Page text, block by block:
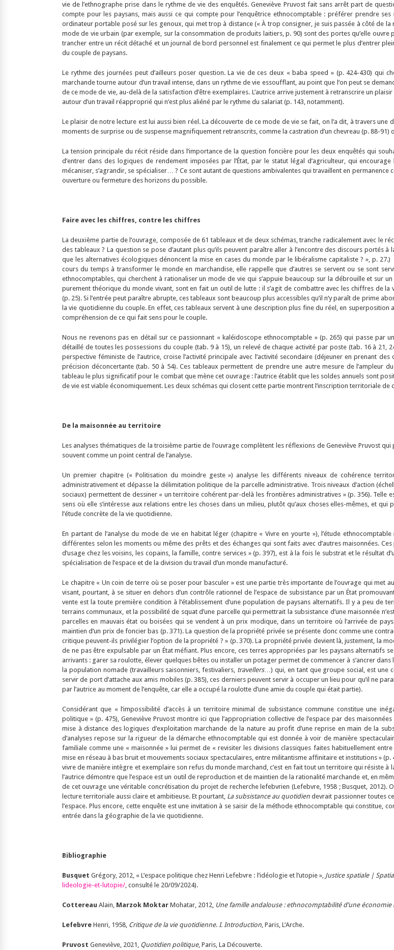
vie de l’ethnographe prise dans le rythme de vie des enquêtés. Geneviève Pruvost fait sans arrêt part de
compte pour les paysans, mais aussi ce qui compte pour l’enquêtrice ethnocomptable : préférer prendre
ordinateur portable posé sur les genoux, qui met trop à distance (« À trop consigner, je suis passée à côté de
mode de vie urbain (par exemple, sur la consommation de produits laitiers, p. 90) sont des portes qu’elle
trancher entre un récit détaché et un journal de bord personnel est finalement ce qui permet le plus d’entrer
du couple de paysans.
Le rythme des journées peut d’ailleurs poser question. La vie de ces deux « baba speed » (p. 424-430) qui
marchande tourne autour d’un travail intense, dans un rythme de vie essoufflant, au point que l’on peut se
de ce mode de vie, au-delà de la satisfaction d’être exemplaires. L’autrice arrive justement à retranscrire un
autour d’un travail réapproprié qui n’est plus aliéné par le rythme du salariat (p. 143, notamment).
Le plaisir de notre lecture est lui aussi bien réel. La découverte de ce mode de vie se fait, on l’a dit, à travers
moments de surprise ou de suspense magnifiquement retranscrits, comme la castration d’un chevreau (p. 88-
La tension principale du récit réside dans l’importance de la question foncière pour les deux enquêtés qui
d’entrer dans des logiques de rendement imposées par l’État, par le statut légal d’agriculteur, qui
mécaniser, s’agrandir, se spécialiser… ? Ce sont autant de questions ambivalentes qui travaillent en
ouverture ou fermeture des horizons du possible.
Faire avec les chiffres, contre les chiffres
La deuxième partie de l’ouvrage, composée de 61 tableaux et de deux schémas, tranche radicalement avec le
des tableaux ? La question se pose d’autant plus qu’ils peuvent paraître aller à l’encontre des discours
que les alternatives écologiques dénoncent la mise en cases du monde par le libéralisme capitaliste ? », p.
cours du temps à transformer le monde en marchandise, elle rappelle que d’autres se servent ou se sont
ethnocomptables, qui cherchent à rationaliser un mode de vie qui s’appuie beaucoup sur la débrouille et sur
purement théorique du monde vivant, sont en fait un outil de lutte : il s’agit de combattre avec les chiffres de
(p. 25). Si l’entrée peut paraître abrupte, ces tableaux sont beaucoup plus accessibles qu’il n’y paraît de prime
la vie quotidienne du couple. En effet, ces tableaux servent à une description plus fine du réel, en
compréhension de ce qui fait sens pour le couple.
Nous ne revenons pas en détail sur ce passionnant « kaléidoscope ethnocomptable » (p. 265) qui passe par
détaillé de toutes les possessions du couple (tab. 9 à 15), un relevé de chaque activité par poste (tab. 16 à 21,
perspective féministe de l’autrice, croise l’activité principale avec l’activité secondaire (déjeuner en prenant
précision déconcertante (tab. 50 à 54). Ces tableaux permettent de prendre une autre mesure de l’ampleur
tableau le plus significatif pour le combat que mène cet ouvrage : l’autrice établit que les soldes annuels sont
de vie est viable économiquement. Les deux schémas qui closent cette partie montrent l’inscription territoriale
De la maisonnée au territoire
Les analyses thématiques de la troisième partie de l’ouvrage complètent les réflexions de Geneviève Pruvost
souvent comme un point central de l’analyse.
Un premier chapitre (« Politisation du moindre geste ») analyse les différents niveaux de cohérence
administrativement et dépasse la délimitation politique de la parcelle administrative. Trois niveaux d’action
sociaux) permettent de dessiner « un territoire cohérent par-delà les frontières administratives » (p. 356). Telle
sens où elle s’intéresse aux relations entre les choses dans un milieu, plutôt qu’aux choses elles-mêmes, et
l’étude concrète de la vie quotidienne.
En partant de l’analyse du mode de vie en habitat léger (chapitre « Vivre en yourte »), l’étude
différentes selon les moments ou même des prêts et des échanges qui sont faits avec d’autres maisonnées.
d’usage chez les voisins, les copains, la famille, contre services » (p. 397), est à la fois le substrat et le résultat
spécialisation de l’espace et de la division du travail d’un monde manufacturé.
Le chapitre « Un coin de terre où se poser pour basculer » est une partie très importante de l’ouvrage qui met
visant, pourtant, à se situer en dehors d’un contrôle rationnel de l’espace de subsistance par un État
vente est la toute première condition à l’établissement d’une population de paysans alternatifs. Il y a peu de
terrains communaux, et la possibilité de squat d’une parcelle qui permettrait la subsistance d’une maisonnée
parcelles en mauvais état ou boisées qui se vendent à un prix modique, dans un territoire où l’arrivée de
maintien d’un prix de foncier bas (p. 371). La question de la propriété privée se présente donc comme une
critique peuvent-ils privilégier l’option de la propriété ? » (p. 370). La propriété privée devient là, justement, la
de ne pas être expulsable par un État méfiant. Plus encore, ces terres appropriées par les paysans alternatifs
arrivants : garer sa roulotte, élever quelques bêtes ou installer un potager permet de commencer à s’ancrer
la population nomade (travailleurs saisonniers, festivaliers, travellers…) qui, en tant que groupe social, est une
servir de port d’attache aux amis mobiles (p. 385), ces derniers peuvent servir à occuper un lieu pour qu’il ne
par l’autrice au moment de l’enquête, car elle a occupé la roulotte d’une amie du couple qui était partie).
Considérant que « l’impossibilité d’accès à un territoire minimal de subsistance commune constitue une
politique » (p. 475), Geneviève Pruvost montre ici que l’appropriation collective de l’espace par des
mise à distance des logiques d’exploitation marchande de la nature au profit d’une reprise en main de la
d’analyses repose sur la rigueur de la démarche ethnocomptable qui est donnée à voir de manière
familiale comme une « maisonnée » lui permet de « revisiter les divisions classiques faites habituellement
mise en réseau à bas bruit et mouvements sociaux spectaculaires, entre militantisme affinitaire et institutions »
vivre de manière intègre et exemplaire son refus du monde marchand, c’est en fait tout un territoire qui résiste
l’autrice démontre que l’espace est un outil de reproduction et de maintien de la rationalité marchande et, en
de cet ouvrage une véritable concrétisation du projet de recherche lefebvrien (Lefebvre, 1958 ; Busquet, 2012).
lecture territoriale aussi claire et ambitieuse. Et pourtant, La subsistance au quotidiendevrait passionner toutes
l’espace. Plus encore, cette enquête est une invitation à se saisir de la méthode ethnocomptable qui constitue,
entrée dans la géographie de la vie quotidienne.
Bibliographie
Busquet Grégory, 2012, « L’espace politique chez Henri Lefebvre : l’idéologie et l’utopie », Justice spatiale |
lideologie-et-lutopie/, consulté le 20/09/2024).
Cottereau Alain, Marzok Moktar Mohatar, 2012, Une famille andalouse : ethnocomptabilité d’une économie
Lefebvre Henri, 1958, Critique de la vie quotidienne. I. Introduction, Paris, L’Arche.
Pruvost Geneviève, 2021, Quotidien politique, Paris, La Découverte.